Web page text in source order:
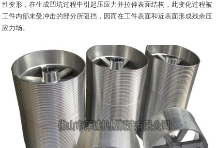
性变形，在生成凹坑过程中引起压应力并拉伸表面结构，此变化过程被
工件内部未受冲击的部分所阻挡，因而在工件表面和近表面形成残余压
应力场。